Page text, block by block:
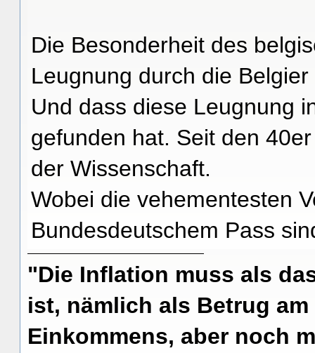
Die Besonderheit des
Leugnung durch die
Und dass diese Leugnung
gefunden hat. Seit den
der Wissenschaft.
Wobei die vehementesten
Bundesdeutschem Pass
"Die Inflation muss als
ist, nämlich als Betrug
Einkommens, aber noch